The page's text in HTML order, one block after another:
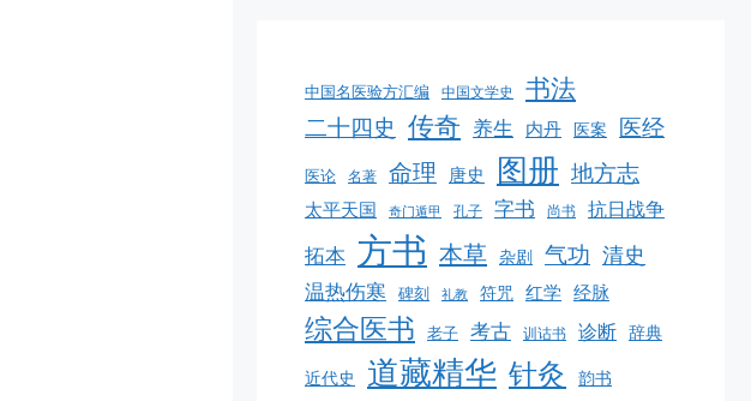
中国名医验方汇编 中国文学史 书法
二十四史 传奇 养生 内丹 医案 医经
医论 名著 命理 唐史 图册 地方志
太平天国 奇门遁甲 孔子 字书 尚书 抗日战争
拓本 方书 本草 杂剧 气功 清史
温热伤寒 碑刻 礼教 符咒 红学 经脉
综合医书 老子 考古 训诂书 诊断 辞典
近代史 道藏精华 针灸 韵书